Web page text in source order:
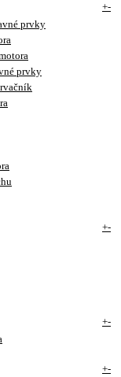
+-
prvky
prvky
+-
+-
+-